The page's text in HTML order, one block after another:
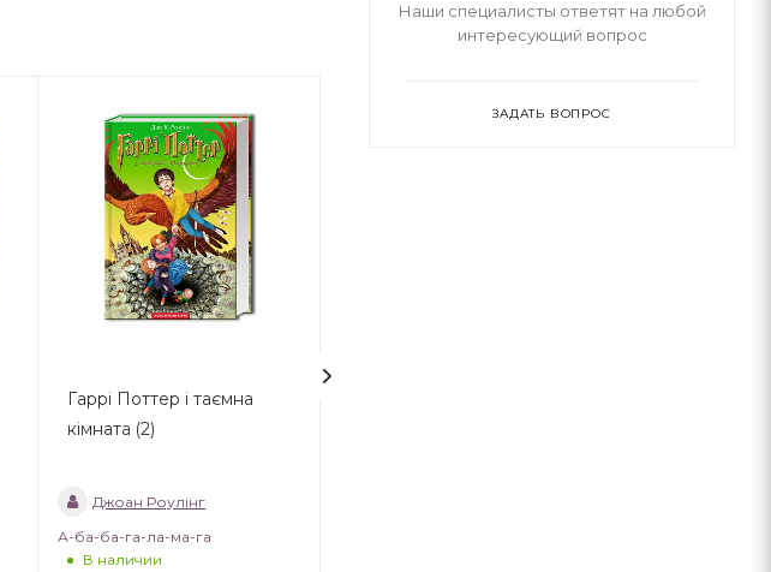
Гаррі Поттер і таємна
кімната (2)
Джоан Роулінг
А-ба-ба-га-ла-ма-га
В наличии
Наши специалисты ответят на любой
интересующий вопрос
ЗАДАТЬ ВОПРОС